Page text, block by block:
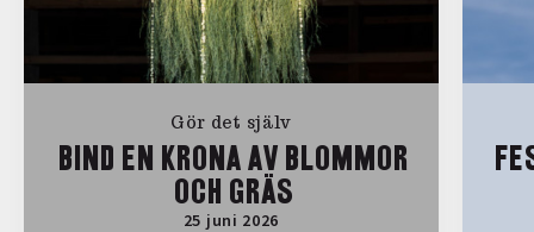
Gör det själv
BIND EN KRONA AV BLOMMOR
OCH GRÄS
25 juni 2026